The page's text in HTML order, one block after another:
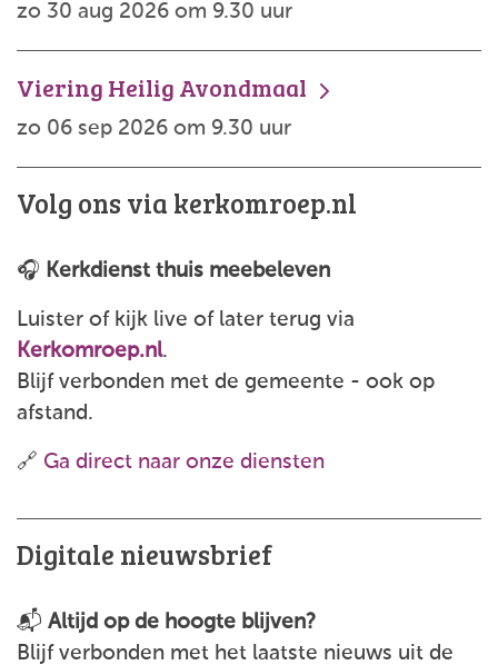
zo 30 aug 2026 om 9.30 uur
Viering Heilig Avondmaal
zo 06 sep 2026 om 9.30 uur
Volg ons via kerkomroep.nl
🎧 Kerkdienst thuis meebeleven
Luister of kijk live of later terug via
Kerkomroep.nl.
Blijf verbonden met de gemeente - ook op
afstand.
🔗 Ga direct naar onze diensten
Digitale nieuwsbrief
📬 Altijd op de hoogte blijven?
Blijf verbonden met het laatste nieuws uit de